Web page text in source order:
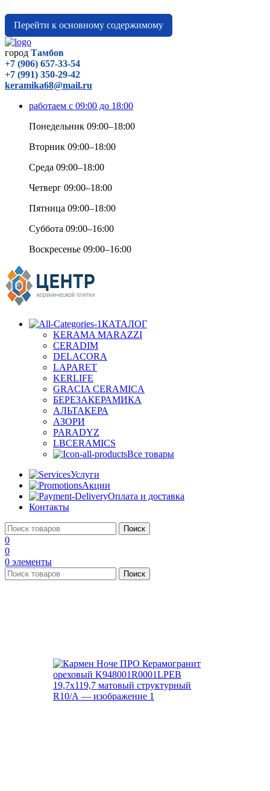
Перейти к основному содержимому
город Тамбов
+7 (906) 657-33-54
+7 (991) 350-29-42
keramika68@mail.ru
работаем с 09:00 до 18:00
Понедельник 09:00–18:00
Вторник 09:00–18:00
Среда 09:00–18:00
Четверг 09:00–18:00
Пятница 09:00–18:00
Суббота 09:00–16:00
Воскресенье 09:00–16:00
КАТАЛОГ
KERAMA MARAZZI
CERADIM
DELACORA
LAPARET
KERLIFE
GRACIA CERAMICA
БЕРЕЗАКЕРАМИКА
АЛЬТАКЕРА
АЗОРИ
PARADYZ
LBCERAMICS
Все товары
Услуги
Акции
Оплата и доставка
Контакты
Поиск
0
0
0 элементы
Поиск